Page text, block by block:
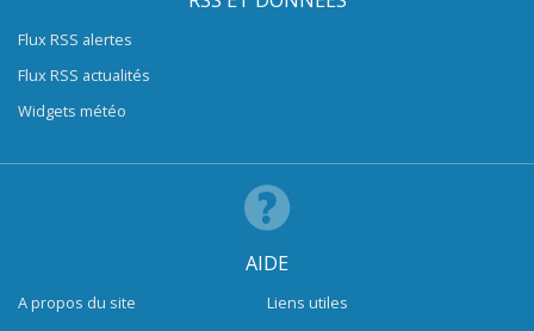
Flux RSS alertes
Flux RSS actualités
Widgets météo
AIDE
A propos du site
Liens utiles